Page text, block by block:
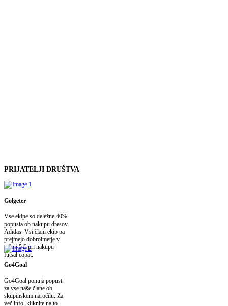
PRIJATELJI DRUŠTVA
Golgeter
Vse ekipe so deležne 40%
popusta ob nakupu dresov
Adidas. Vsi člani ekip pa
prejmejo dobroimetje v
višini 5 € pri nakupu
futsal copat.
Go4Goal
Go4Goal ponuja popust
za vse naše člane ob
skupinskem naročilu. Za
več info, kliknite na to